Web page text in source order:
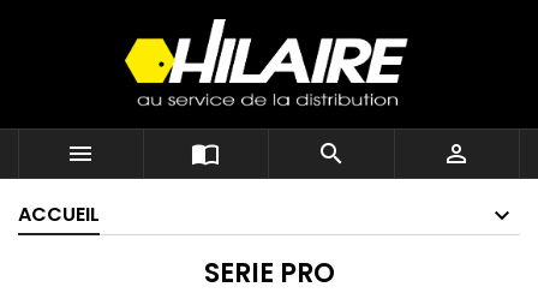
   
ACCUEIL
SERIE PRO